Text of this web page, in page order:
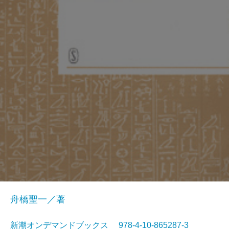
舟橋聖一／著
新潮オンデマンドブックス 978-4-10-865287-3